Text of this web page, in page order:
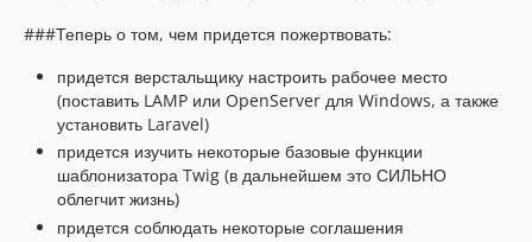
###Теперь о том, чем придется пожертвовать:
придется верстальщику настроить рабочее место
(поставить LAMP или OpenServer для Windows, а также
установить Laravel)
придется изучить некоторые базовые функции
шаблонизатора Twig (в дальнейшем это СИЛЬНО
облегчит жизнь)
придется соблюдать некоторые соглашения